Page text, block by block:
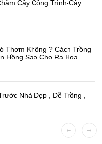
Cây Công Trình-Cây
Thơm Không ? Cách Trồng
Hồng Sao Cho Ra Hoa
Nhà Đẹp , Dễ Trồng ,